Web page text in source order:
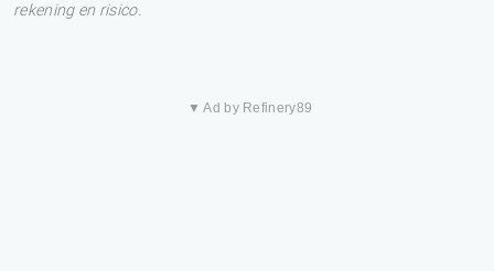
rekening en risico.
▼ Ad by Refinery89